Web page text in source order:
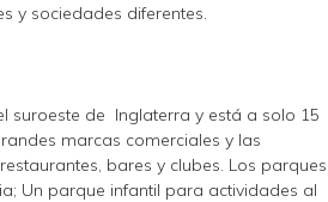
y sociedades diferentes.
suroeste de Inglaterra y está a solo 15
marcas comerciales y las
bares y clubes. Los parques
Un parque infantil para actividades al